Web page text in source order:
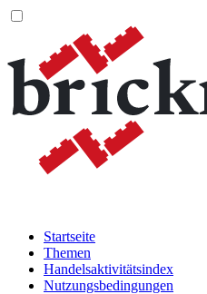
Startseite
Themen
Handelsaktivitätsindex
Nutzungsbedingungen